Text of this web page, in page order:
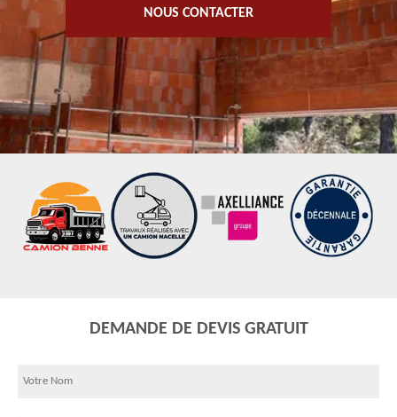
NOUS CONTACTER
DEMANDE DE DEVIS GRATUIT